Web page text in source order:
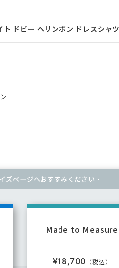
ドビー ヘリンボン ドレスシャツ
ズページへおすすみください -
Made to Measure
¥18,700